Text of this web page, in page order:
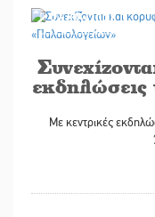
26/05/2026
εκδηλώσεις
Με κεντρικές